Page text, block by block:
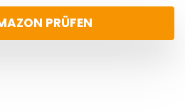
PRÜFEN